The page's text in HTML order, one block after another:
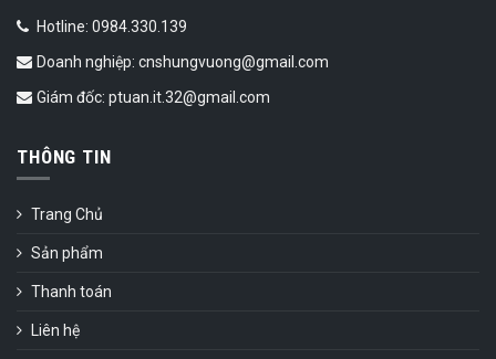
Hotline: 0984.330.139
Doanh nghiệp: cnshungvuong@gmail.com
Giám đốc: ptuan.it.32@gmail.com
THÔNG TIN
Trang Chủ
Sản phẩm
Thanh toán
Liên hệ